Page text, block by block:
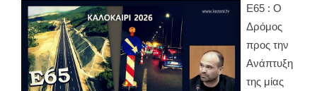
Ε65 : Ο
Δρόμος
προς την
Ανάπτυξη
της μίας